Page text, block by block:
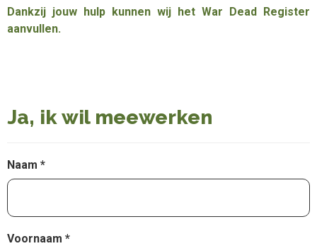
Dankzij jouw hulp kunnen wij het War Dead Register
aanvullen.
Ja, ik wil meewerken
Naam
Voornaam